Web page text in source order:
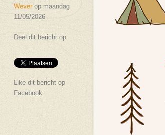
Weverop maandag
11/05/2026
Deel dit bericht op
Like dit bericht op
Facebook